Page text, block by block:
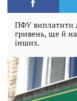
ПФУ виплатити
гривень, ще й
інших.